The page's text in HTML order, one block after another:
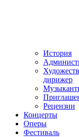
История
дирижер
Рецензии
Концерты
Оперы
Фестиваль